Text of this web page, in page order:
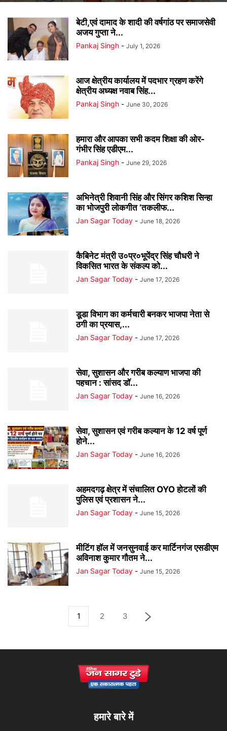
बेटी,एवं दामाद के शादी की वर्षगांठ पर समाजसेवी
अजय गुप्ता ने...
Pankaj Singh - July 1, 2026
आज क्षेत्रीय कार्यालय में पदभार ग्रहण करेंगे
क्षेत्रीय अध्यक्ष नवाब सिंह...
Pankaj Singh - June 30, 2026
हमारा और आपका सभी कदम शिक्षा की ओर-
गंभीर सिंह एडीएम...
Pankaj Singh - June 29, 2026
अभिनेत्री शिवानी सिंह और सिंगर कशिश सिन्हा
का भोजपुरी लोकगीत ‘तकलीफ...
Jan Sagar Today - June 18, 2026
कैबिनेट मंत्री उ०प्र०भूपेंद्र सिंह चौधरी ने
विकसित भारत के संकल्प को...
Jan Sagar Today - June 17, 2026
डूडा विभाग का कर्मचारी बनकर भाजपा नेता से
ठगी का प्रयास,...
Jan Sagar Today - June 17, 2026
सेवा, सुशासन और गरीब कल्याण भाजपा की
पहचान : सांसद डॉ...
Jan Sagar Today - June 16, 2026
सेवा, सुशासन एवं गरीब कल्यान के 12 वर्ष पूर्ण
होने...
Jan Sagar Today - June 16, 2026
अहमदगढ़ क्षेत्र में संचालित OYO होटलों की
पुलिस एवं प्रशासन ने...
Jan Sagar Today - June 15, 2026
मीटिंग हॉल में जनसुनवाई कर मार्टिनगंज एसडीएम
अविनाश कुमार गौतम ने...
Jan Sagar Today - June 15, 2026
1 2 3
हमारे बारे में